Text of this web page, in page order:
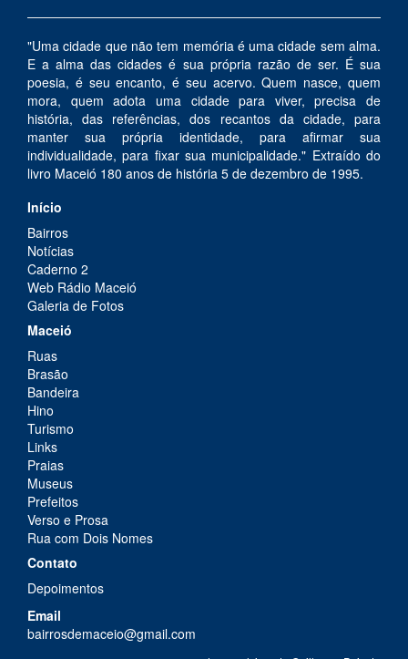
"Uma cidade que não tem memória é uma cidade sem alma.
E a alma das cidades é sua própria razão de ser. É sua
poesia, é seu encanto, é seu acervo. Quem nasce, quem
mora, quem adota uma cidade para viver, precisa de
história, das referências, dos recantos da cidade, para
manter sua própria identidade, para afirmar sua
individualidade, para fixar sua municipalidade." Extraído do
livro Maceió 180 anos de história 5 de dezembro de 1995.
Início
Bairros
Notícias
Caderno 2
Web Rádio Maceió
Galeria de Fotos
Maceió
Ruas
Brasão
Bandeira
Hino
Turismo
Links
Praias
Museus
Prefeitos
Verso e Prosa
Rua com Dois Nomes
Contato
Depoimentos
Email
bairrosdemaceio@gmail.com